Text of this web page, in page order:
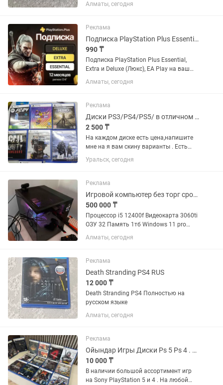
Алматы, сегодня
Реклама
Подписка PlayStation Plus Essential, Extra, Deluxe
990 ₸
Подписка PlayStation Plus Essential,
Extra и Deluxe (Люкс), EA Play на ваш
украинский или турецкий аккаунт. Если
аккаунта нет - открою новый. Почти во
русская...
Алматы, сегодня
Реклама
Диски PS3/PS4/PS5/ в отличном состоянии/обмен/гарантия.
2 500 ₸
На каждом диске есть цена,напишите
мне на я вам скину варианты . Есть
обмен на интересующий меня диск или
на любой с вашей доплатой или
проверить также есть...
Уральск, сегодня
Реклама
Игровой компьютер без торг срочно
500 000 ₸
Процессор i5 12400f Видеокарта 3060ti
ОЗУ 32 Память 1тб Windows 11 pro
Корпус аквариум Монитор AOC 400гц
Кронштейн NB Наушник Mchose v9
Алматы, сегодня
Реклама
Death Stranding PS4 RUS
12 000 ₸
Death Stranding PS4 Полностью на
русском языке
Алматы, сегодня
Реклама
Ойындар Игры Диски Ps 5 Ps 4 . Все для Sony PlayStation Пс 5
10 000 ₸
В наличии большой ассортимент игр
на Sony PlayStation 5 и 4 . На любой